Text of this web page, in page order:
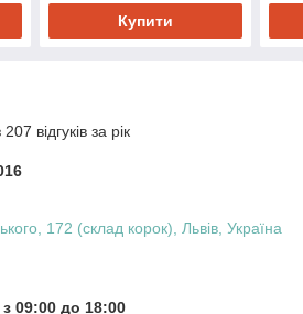
Купити
відгуків за рік
172 (склад корок), Львів, Україна
09:00 до 18:00